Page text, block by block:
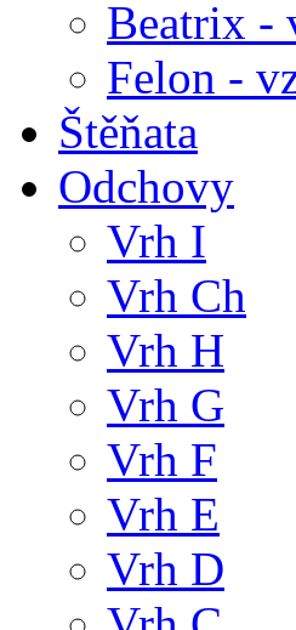
Beatrix -
Felon -
Štěňata
Odchovy
Vrh I
Vrh Ch
Vrh H
Vrh G
Vrh F
Vrh E
Vrh D